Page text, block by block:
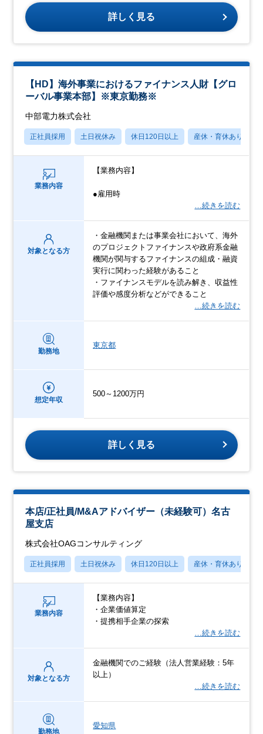
詳しく見る
【HD】海外事業におけるファイナンス人財【グロ
ーバル事業本部】※東京勤務※
中部電力株式会社
正社員採用 土日祝休み 休日120日以上 産休・育休あり
業務内容
【業務内容】
●雇用時
…続きを読む
対象となる方
・金融機関または事業会社において、海外
のプロジェクトファイナンスや政府系金融
機関が関与するファイナンスの組成・融資
実行に関わった経験があること
・ファイナンスモデルを読み解き、収益性
評価や感度分析などができること
…続きを読む
勤務地
東京都
想定年収
500～1200万円
詳しく見る
本店/正社員/M&Aアドバイザー（未経験可）名古
屋支店
株式会社OAGコンサルティング
正社員採用 土日祝休み 休日120日以上 産休・育休あり
業務内容
【業務内容】
・企業価値算定
・提携相手企業の探索
…続きを読む
対象となる方
金融機関でのご経験（法人営業経験：5年
以上）
…続きを読む
勤務地
愛知県